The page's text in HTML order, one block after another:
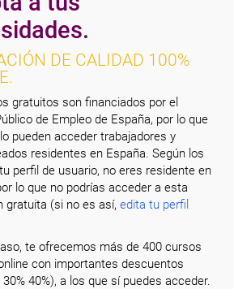
DE CALIDAD 100%
gratuitos son financiados por el
de Empleo de España, por lo que
pueden acceder trabajadores y
residentes en España. Según los
perfil de usuario, no eres residente en
lo que no podrías acceder a esta
gratuita (si no es así,edita tu perfil
te ofrecemos más de 400 cursos
con importantes descuentos
40%), a los que sí puedes acceder.